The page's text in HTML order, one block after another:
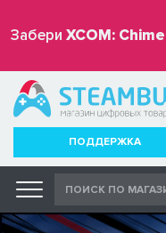
Забери XCOM:
ПОДДЕРЖКА